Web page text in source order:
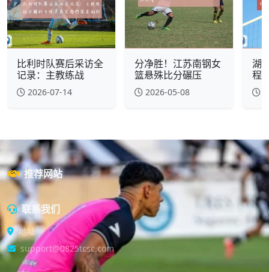
比利时队赛后采访全
记录：主教练战
2026-07-14
分净胜！江苏南钢女
篮悬殊比分碾压
2026-05-08
湖
程
推荐网站
联系我们
地址
support@0825tcsc.com